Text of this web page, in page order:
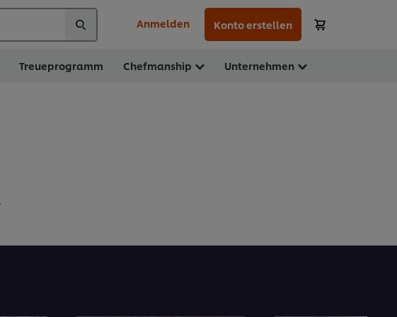
Anmelden Konto erstellen
Treueprogramm Chefmanship Unternehmen